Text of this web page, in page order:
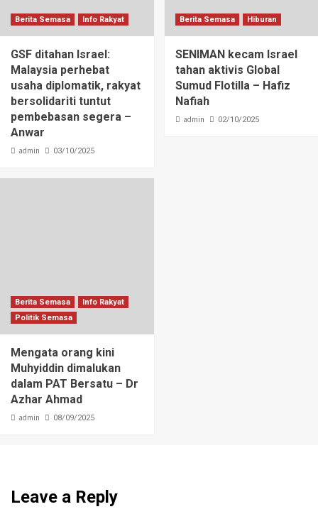
Berita Semasa Info Rakyat
GSF ditahan Israel:
Malaysia perhebat
usaha diplomatik, rakyat
bersolidariti tuntut
pembebasan segera –
Anwar
admin 03/10/2025
Berita Semasa Hiburan
SENIMAN kecam Israel
tahan aktivis Global
Sumud Flotilla – Hafiz
Nafiah
admin 02/10/2025
Berita Semasa
Info Rakyat
Politik Semasa
Mengata orang kini
Muhyiddin dimalukan
dalam PAT Bersatu – Dr
Azhar Ahmad
admin 08/09/2025
Leave a Reply